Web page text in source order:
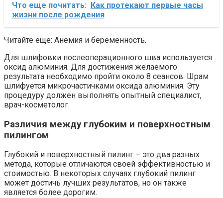
Что еще почитать: Как протекают первые часы
жизни после рождения
Читайте еще: Анемия и беременность.
Для шлифовки послеоперационного шва используется
оксид алюминия. Для достижения желаемого
результата необходимо пройти около 8 сеансов. Шрам
шлифуется микрочастичками оксида алюминия. Эту
процедуру должен выполнять опытный специалист,
врач-косметолог.
Различия между глубоким и поверхностным
пилингом
Глубокий и поверхностный пилинг – это два разных
метода, которые отличаются своей эффективностью и
стоимостью. В некоторых случаях глубокий пилинг
может достичь лучших результатов, но он также
является более дорогим.